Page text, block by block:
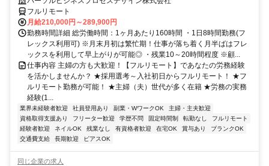
フルリモート
月給210,000円～289,900円
勤務時間詳細 総労働時間：1ヶ月あたり160時間 ・1日8時間勤務(フ
レックス利用可) ※月末月初は繁忙期！仕事が落ち着く月半ばはフレ
ックスを利用して早上がりが可能◎ ・残業10～20時間程度 ※顧...
仕事内容 主婦の方も大歓迎！【フルリモート】であなたの労務経験
を活かしませんか？ ★採用選考～入社初日からフルリモート！ ★フ
ルリモート勤務が可能！ ★主婦（夫）世代が多く在籍 ★労務の実務
経験(1...
業界未経験者歓迎 社員登用あり 副業・WワークOK
主婦・主夫歓迎
資格取得支援あり
フリーター歓迎 学歴不問 固定時間制 転勤なし
フルリモート
経験者歓迎
ネイルOK 残業なし 有資格者歓迎 在宅OK 賞与あり
ブランクOK
交通費支給
長期歓迎 ピアスOK
同じ企業の求人